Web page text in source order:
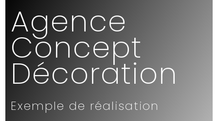
Agence
Concept
Décoration
Exemple de réalisation